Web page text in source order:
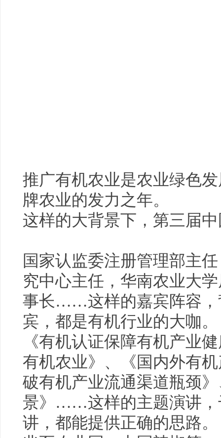
推广有机农业是农业绿色
牌农业的发力之年。
这样的大背景下，第三届
国家认监委注册管理部主
究中心主任，华南农业大
事长……这样的嘉宾阵容，
宾，都是有机行业的大咖。
《有机认证保障有机产业
有机农业》、《国内外有
破有机产业流通渠道瓶颈
景》……这样的主题演讲，
讲，都能提供正确的思路。